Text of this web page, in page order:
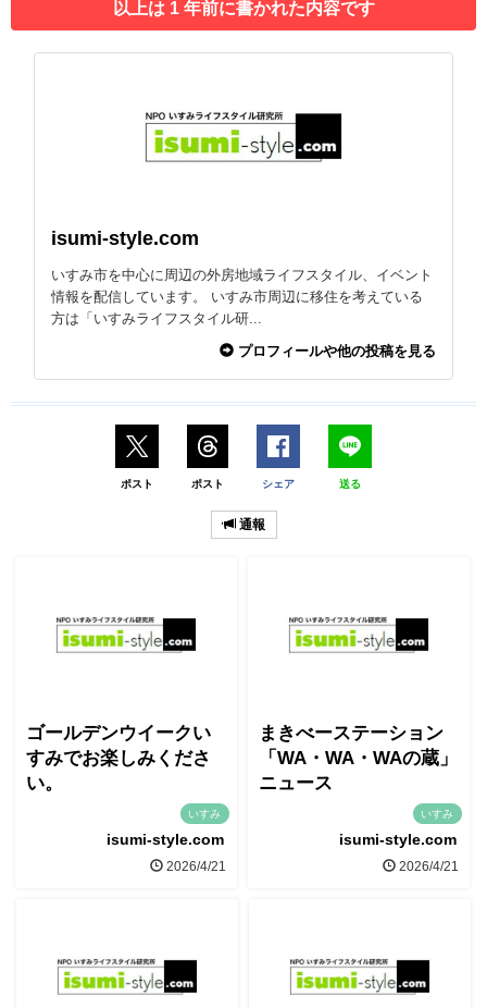
以上は 1 年前に書かれた内容です
isumi-style.com
いすみ市を中心に周辺の外房地域ライフスタイル、イベント
情報を配信しています。 いすみ市周辺に移住を考えている
方は「いすみライフスタイル研...
プロフィールや他の投稿を見る
ポスト ポスト シェア 送る
通報
ゴールデンウイークい
すみでお楽しみくださ
い。
いすみ
isumi-style.com
2026/4/21
まきべーステーション
「WA・WA・WAの蔵」
ニュース
いすみ
isumi-style.com
2026/4/21